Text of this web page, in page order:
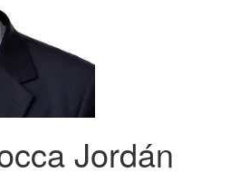
Jordán